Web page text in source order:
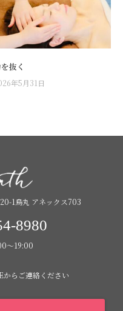
抜く
年5月31日
1烏丸 アネックス703
8980
〜19:00
らご連絡ください